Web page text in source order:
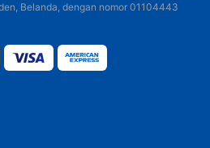
Belanda, dengan nomor 01104443